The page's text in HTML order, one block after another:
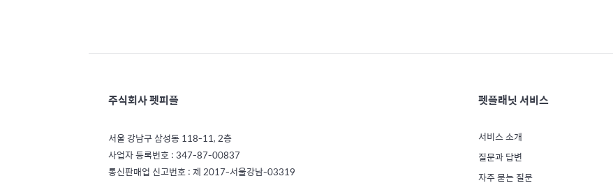
주식회사 펫피플
서울 강남구 삼성동 118-11, 2층
사업자 등록번호 : 347-87-00837
통신판매업 신고번호 : 제 2017-서울강남-03319
펫플래닛 서비스
서비스 소개
질문과 답변
자주 묻는 질문